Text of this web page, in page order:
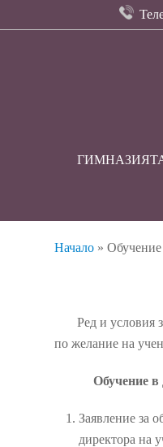
Начало »Обучение
Ред и условия за
по желание на
Обучение в
Заявление за
директора на